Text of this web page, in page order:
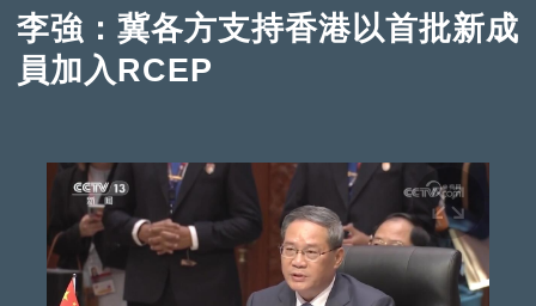
李強：冀各方支持香港以首批新成
員加入RCEP